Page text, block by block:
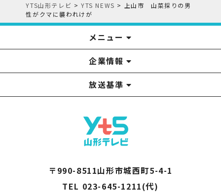
YTS山形テレビ >YTS NEWS >
上山市 山菜採りの男
性がクマに襲われけが
メニュー
YTSニュース
番組
アナウンサー
プレゼント
イベント
みるるん星人
YTS見学ツアー
番組表
お問い合わせ
企業情報
企業情報
役員構成
YTS山形テレビ SDGs 宣言
採用情報
山形テレビ人権方針
山形テレビ国民保護業務計画提出文
個人情報基本方針
情報セキュリティ基本方針
視聴データの取扱いについて
系列局一覧
中継局一覧
放送基準
〒990-8511山形市城西町5-4-1
TEL 023-645-1211(代)